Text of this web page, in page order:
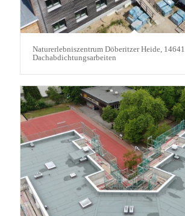
Naturerlebniszentrum Döberitzer Heide,
Dachabdichtungsarbeiten